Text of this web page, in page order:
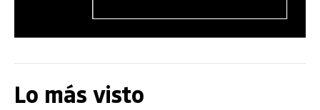
Lo más visto